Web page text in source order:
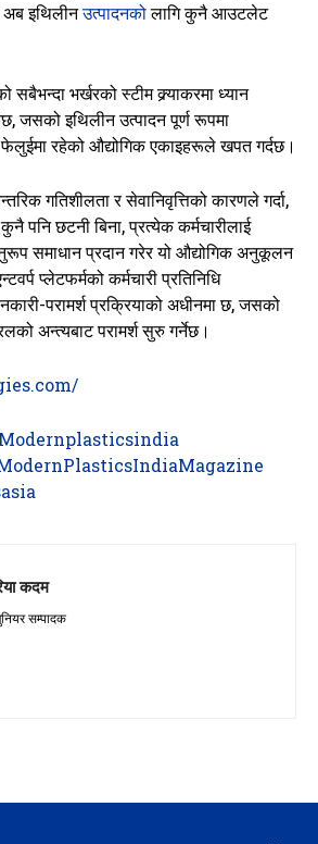
अब इथिलीनउत्पादनकोलागि कुनै आउटलेट
भर्खरको स्टीम क्र्याकरमा ध्यान
जसको इथिलीन उत्पादन पूर्ण रूपमा
फेलुईमा रहेको औद्योगिक एकाइहरूले खपत गर्दछ।
गतिशीलता र सेवानिवृत्तिको कारणले गर्दा,
पनि छटनी बिना, प्रत्येक कर्मचारीलाई
समाधान प्रदान गरेर यो औद्योगिक अनुकूलन
प्लेटफर्मको कर्मचारी प्रतिनिधि
परामर्श प्रक्रियाको अधीनमा छ, जसको
अन्त्यबाट परामर्श सुरु गर्नेछ।
कदम
सम्पादक